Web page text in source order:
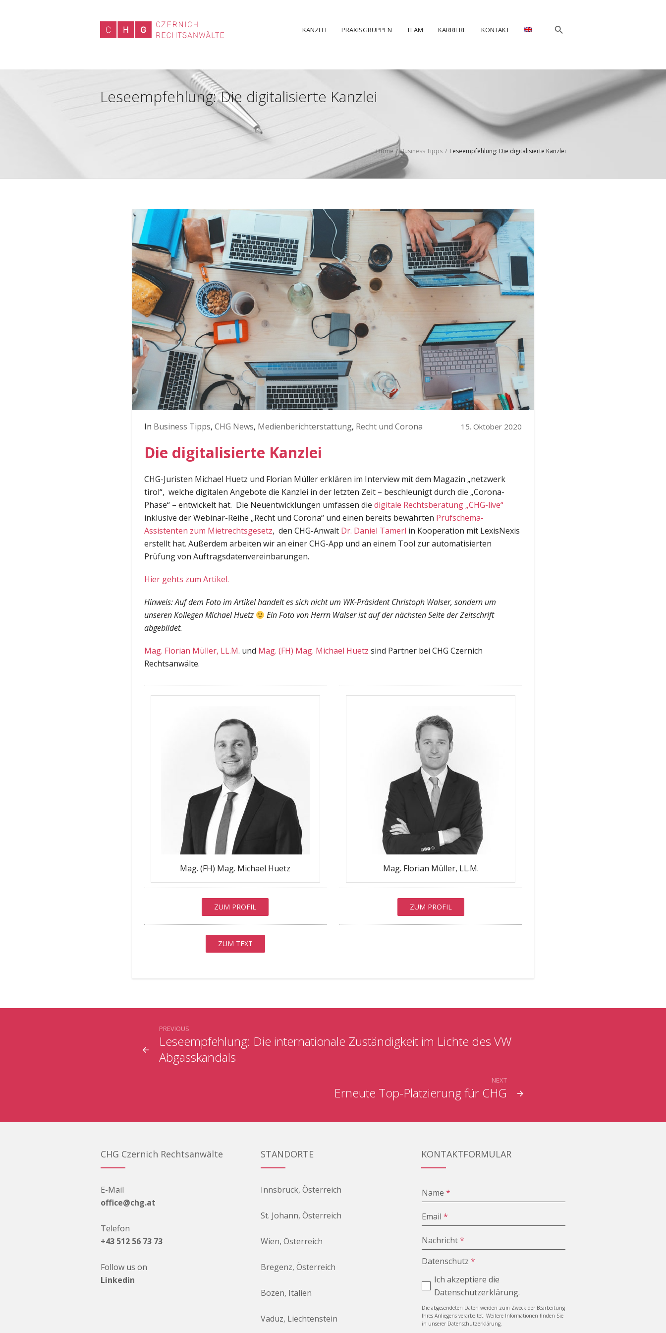
KANZLEI PRAXISGRUPPEN TEAM KARRIERE KONTAKT
Leseempfehlung: Die digitalisierte Kanzlei
Home / Business Tipps / Leseempfehlung: Die digitalisierte Kanzlei
In Business Tipps, CHG News, Medienberichterstattung, Recht und Corona 15. Oktober 2020
Die digitalisierte Kanzlei
CHG-Juristen Michael Huetz und Florian Müller erklären im Interview mit dem Magazin „netzwerk
tirol“, welche digitalen Angebote die Kanzlei in der letzten Zeit – beschleunigt durch die „Corona-
Phase“ – entwickelt hat. Die Neuentwicklungen umfassen die digitale Rechtsberatung „CHG-live“
inklusive der Webinar-Reihe „Recht und Corona“ und einen bereits bewährten Prüfschema-
Assistenten zum Mietrechtsgesetz, den CHG-Anwalt Dr. Daniel Tamerl in Kooperation mit LexisNexis
erstellt hat. Außerdem arbeiten wir an einer CHG-App und an einem Tool zur automatisierten
Prüfung von Auftragsdatenvereinbarungen.
Hier gehts zum Artikel.
Hinweis: Auf dem Foto im Artikel handelt es sich nicht um WK-Präsident Christoph Walser, sondern um
unseren Kollegen Michael Huetz
Ein Foto von Herrn Walser ist auf der nächsten Seite der Zeitschrift
abgebildet.
Mag. Florian Müller, LL.M. und Mag. (FH) Mag. Michael Huetz sind Partner bei CHG Czernich
Rechtsanwälte.
Mag. (FH) Mag. Michael Huetz
ZUM PROFIL
ZUM TEXT
Mag. Florian Müller, LL.M.
ZUM PROFIL
Leseempfehlung: Die internationale Zuständigkeit im Lichte des VW
Abgasskandals
PREVIOUS
Erneute Top-Platzierung für CHG
NEXT
CHG Czernich Rechtsanwälte
E-Mail
office@chg.at
Telefon
+43 512 56 73 73
Follow us on
Linkedin
STANDORTE
Innsbruck, Österreich
St. Johann, Österreich
Wien, Österreich
Bregenz, Österreich
Bozen, Italien
Vaduz, Liechtenstein
KONTAKTFORMULAR
Name *
Email *
Nachricht*
Datenschutz *
Ich akzeptiere die
Datenschutzerklärung.
Die abgesendeten Daten werden zum Zweck der Bearbeitung
Ihres Anliegens verarbeitet. Weitere Informationen finden Sie
in unserer Datenschutzerklärung.